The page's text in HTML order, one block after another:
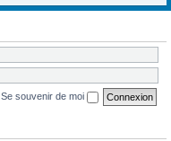
Se souvenir de moi